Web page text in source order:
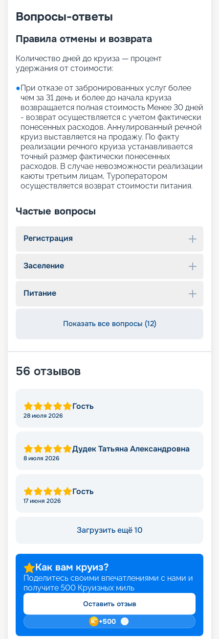
Вопросы-ответы
Правила отмены и возврата
Количество дней до круиза — процент
удержания от стоимости:
●При отказе от забронированных услуг более
чем за 31 день и более до начала круиза
возвращается полная стоимость Менее 30 дней
- возврат осуществляется с учетом фактически
понесенных расходов. Аннулированный речной
круиз выставляется на продажу. По факту
реализации речного круиза устанавливается
точный размер фактически понесенных
расходов. В случае невозможности реализации
каюты третьим лицам, Туроператором
осуществляется возврат стоимости питания.
Частые вопросы
Регистрация
Заселение
Питание
Показать все вопросы (12)
56 отзывов
Гость
28 июля 2026
Дудек Татьяна Александровна
8 июля 2026
Гость
17 июня 2026
Загрузить ещё 10
Как вам круиз?
Поделитесь своими впечатлениями с нами и
получите 500 Круизных миль
Оставить отзыв
+500